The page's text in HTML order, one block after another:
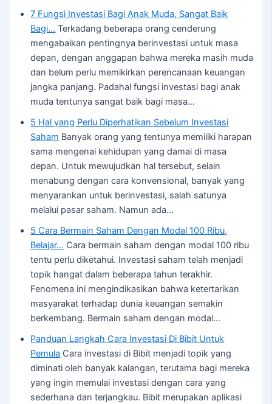
7 Fungsi Investasi Bagi Anak Muda, Sangat Baik
Bagi… Terkadang beberapa orang cenderung
mengabaikan pentingnya berinvestasi untuk masa
depan, dengan anggapan bahwa mereka masih muda
dan belum perlu memikirkan perencanaan keuangan
jangka panjang. Padahal fungsi investasi bagi anak
muda tentunya sangat baik bagi masa…
5 Hal yang Perlu Diperhatikan Sebelum Investasi
Saham Banyak orang yang tentunya memiliki harapan
sama mengenai kehidupan yang damai di masa
depan. Untuk mewujudkan hal tersebut, selain
menabung dengan cara konvensional, banyak yang
menyarankan untuk berinvestasi, salah satunya
melalui pasar saham. Namun ada…
5 Cara Bermain Saham Dengan Modal 100 Ribu,
Belajar… Cara bermain saham dengan modal 100 ribu
tentu perlu diketahui. Investasi saham telah menjadi
topik hangat dalam beberapa tahun terakhir.
Fenomena ini mengindikasikan bahwa ketertarikan
masyarakat terhadap dunia keuangan semakin
berkembang. Bermain saham dengan modal…
Panduan Langkah Cara Investasi Di Bibit Untuk
Pemula Cara investasi di Bibit menjadi topik yang
diminati oleh banyak kalangan, terutama bagi mereka
yang ingin memulai investasi dengan cara yang
sederhana dan terjangkau. Bibit merupakan aplikasi